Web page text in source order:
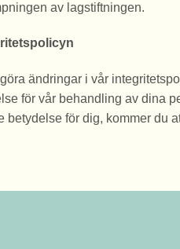
av lagstiftningen.
ändringar i vår
för vår behandling av dina
betydelse för dig, kommer du